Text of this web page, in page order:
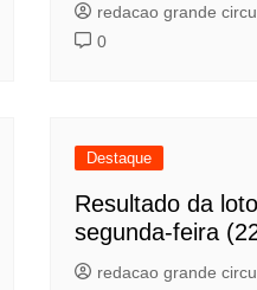
redacao grande
0
Destaque
Resultado da
segunda-feira
redacao grande